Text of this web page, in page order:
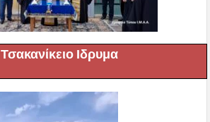
Τσακανίκειο Ιδρυμα